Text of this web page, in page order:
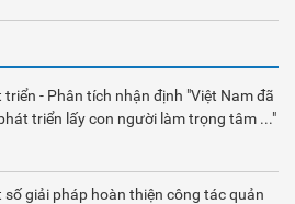
triển - Phân tích nhận định "Việt Nam đã
triển lấy con người làm trọng tâm ..."
số giải pháp hoàn thiện công tác quản